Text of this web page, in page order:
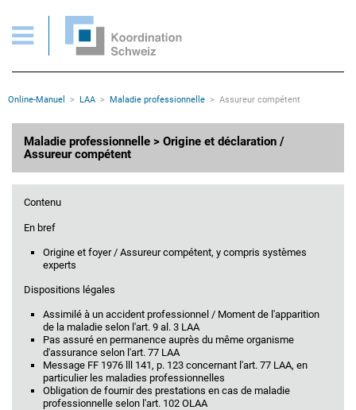
Pages importantes
Page d'accueil
Contenu
Plan du site
Rootline
Online-Manuel LAA Maladie professionnelle Assureur compétent
Maladie professionnelle > Origine et déclaration /
Assureur compétent
Contenu
En bref
Origine et foyer / Assureur compétent, y compris systèmes
experts
Dispositions légales
Assimilé à un accident professionnel / Moment de l'apparition
de la maladie selon l'art. 9 al. 3 LAA
Pas assuré en permanence auprès du même organisme
d'assurance selon l'art. 77 LAA
Message FF 1976 lll 141, p. 123 concernant l'art. 77 LAA, en
particulier les maladies professionnelles
Obligation de fournir des prestations en cas de maladie
professionnelle selon l'art. 102 OLAA